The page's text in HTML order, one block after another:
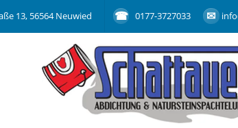
13, 56564 Neuwied 0177-3727033